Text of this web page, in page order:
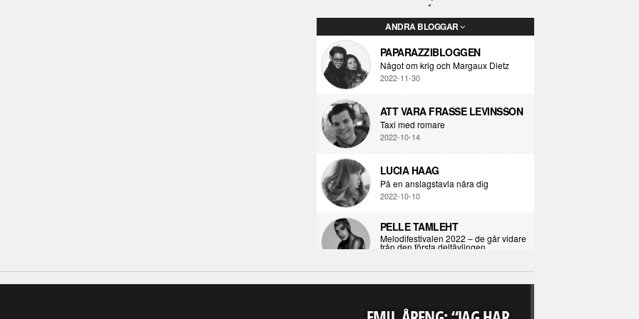
ANDRA BLOGGAR
PAPARAZZIBLOGGEN
Något om krig och Margaux Dietz
2022-11-30
ATT VARA FRASSE LEVINSSON
Taxi med romare
2022-10-14
LUCIA HAAG
På en anslagstavla nära dig
2022-10-10
PELLE TAMLEHT
Melodifestivalen 2022 – de går vidare
från den första deltävlingen
I KORPENS SKUGGA
2021-06-28